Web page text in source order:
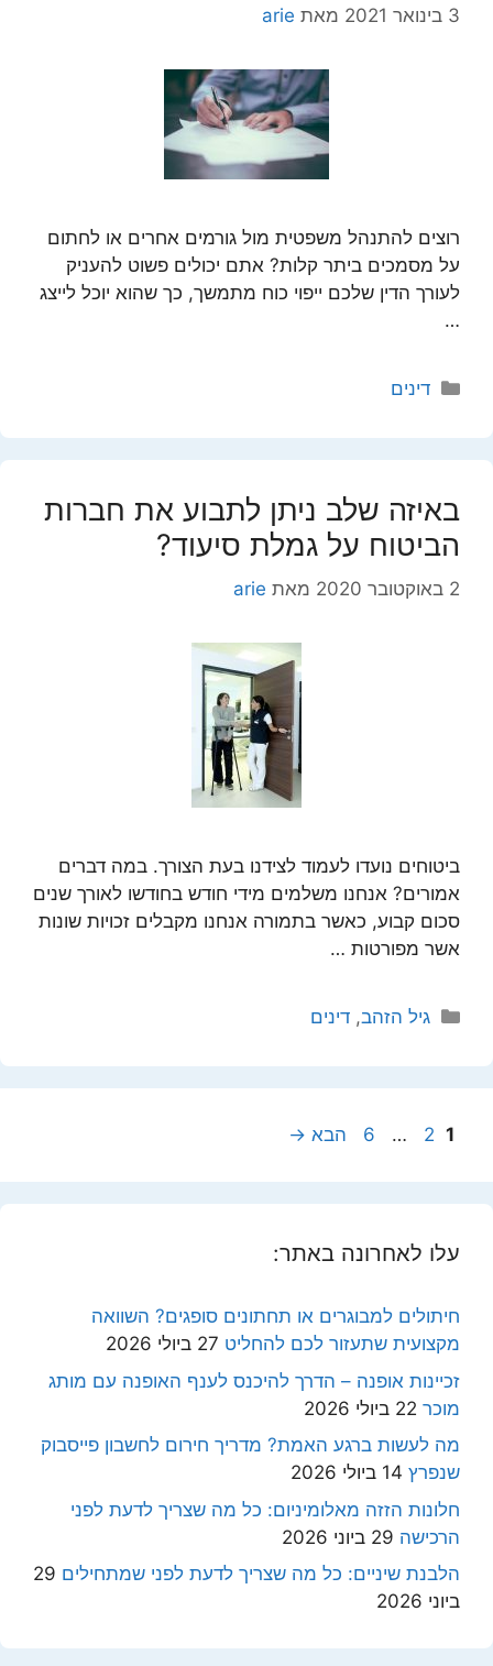
3 בינואר 2021 מאת arie
רוצים להתנהל משפטית מול גורמים אחרים או לחתום
על מסמכים ביתר קלות? אתם יכולים פשוט להעניק
לעורך הדין שלכם ייפוי כוח מתמשך, כך שהוא יוכל לייצג
…
קטגוריות
דינים
באיזה שלב ניתן לתבוע את חברות
הביטוח על גמלת סיעוד?
2 באוקטובר 2020 מאת arie
ביטוחים נועדו לעמוד לצידנו בעת הצורך. במה דברים
אמורים? אנחנו משלמים מידי חודש בחודשו לאורך שנים
סכום קבוע, כאשר בתמורה אנחנו מקבלים זכויות שונות
אשר מפורטות …
קטגוריות
גיל הזהב,דינים
עמוד
1 עמוד
2
… עמוד
6 הבא →
עלו לאחרונה באתר:
חיתולים למבוגרים או תחתונים סופגים? השוואה
מקצועית שתעזור לכם להחליט 27 ביולי 2026
זכיינות אופנה – הדרך להיכנס לענף האופנה עם מותג
מוכר 22 ביולי 2026
מה לעשות ברגע האמת? מדריך חירום לחשבון פייסבוק
שנפרץ 14 ביולי 2026
חלונות הזזה מאלומיניום: כל מה שצריך לדעת לפני
הרכישה 29 ביוני 2026
הלבנת שיניים: כל מה שצריך לדעת לפני שמתחילים 29
ביוני 2026